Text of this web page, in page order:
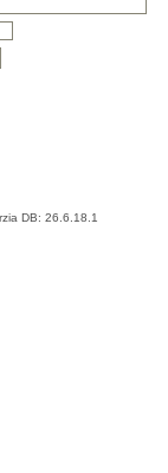
DB: 26.6.18.1